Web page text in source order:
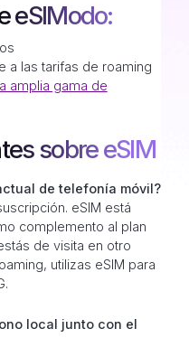
eSIModo:
a las tarifas de roaming
amplia gama de
sobre eSIM
de telefonía móvil?
eSIM está
complemento al plan
de visita en otro
utilizas eSIM para
local junto con el